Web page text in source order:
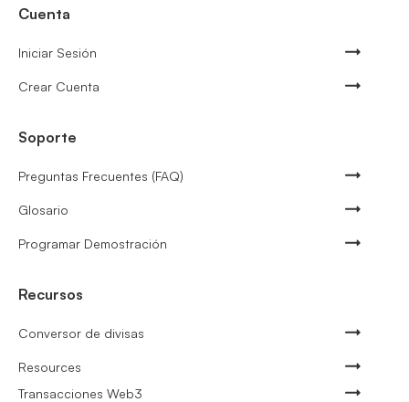
Cuenta
Iniciar Sesión
Crear Cuenta
Soporte
Preguntas Frecuentes (FAQ)
Glosario
Programar Demostración
Recursos
Conversor de divisas
Resources
Transacciones Web3